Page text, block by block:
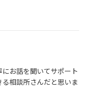
お話を聞いてサポート
相談所さんだと思いま